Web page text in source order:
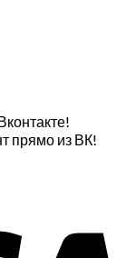
прямо из ВК!